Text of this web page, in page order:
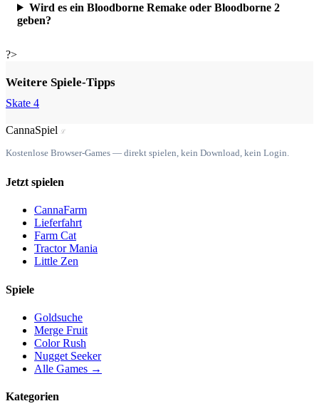
Wird es ein Bloodborne Remake oder Bloodborne 2
geben?
?>
Weitere Spiele-Tipps
Skate 4
CannaSpiel ℒ
Kostenlose Browser-Games — direkt spielen, kein Download, kein Login.
Jetzt spielen
CannaFarm
Lieferfahrt
Farm Cat
Tractor Mania
Little Zen
Spiele
Goldsuche
Merge Fruit
Color Rush
Nugget Seeker
Alle Games →
Kategorien